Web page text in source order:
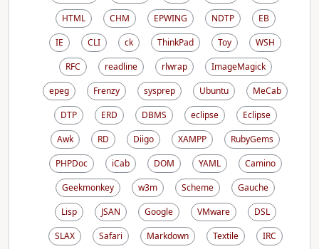
HTML
CHM EPWING NDTP
EB
IE
CLI ck ThinkPad Toy
WSH
RFC
readline rlwrap
ImageMagick
epeg
Frenzy sysprep Ubuntu
MeCab
DTP
ERD DBMS eclipse
Eclipse
Awk
RD Diigo XAMPP
RubyGems
PHPDoc
iCab DOM YAML
Camino
Geekmonkey
w3m Scheme
Gauche
Lisp
JSAN Google VMware
DSL
SLAX
Safari Markdown Textile
IRC